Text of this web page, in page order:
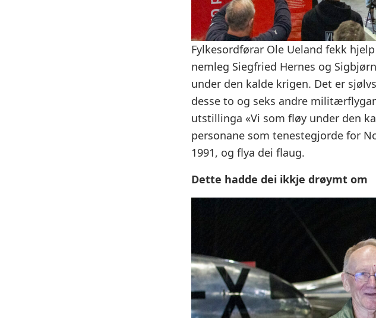
Fylkesordførar Ole Ueland fekk
nemleg Siegfried Hernes og
under den kalde krigen. Det er
desse to og seks andre
utstillinga «Vi som fløy under den
personane som tenestegjorde for
1991, og flya dei flaug.
Dette hadde dei ikkje drøymt om